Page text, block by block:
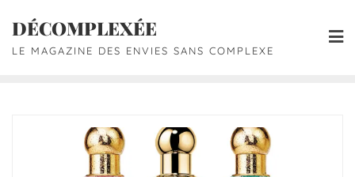
DÉCOMPLEXÉE
LE MAGAZINE DES ENVIES SANS COMPLEXE